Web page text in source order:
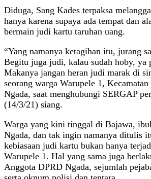
Diduga, Sang Kades terpaksa
hanya karena supaya ada tempat dan
bermain judi kartu taruhan uang.
“Yang namanya ketagihan itu, jurang
Begitu juga judi, kalau sudah hoby, ya
Makanya jangan heran judi marak di
seorang warga Warupele 1,
Ngada, saat menghubungi SERGAP
(14/3/21) siang.
Warga yang kini tinggal di Bajawa,
Ngada, dan tak ingin namanya ditulis
kebiasaan judi kartu bukan hanya
Warupele 1. Hal yang sama juga
Anggota DPRD Ngada, sejumlah